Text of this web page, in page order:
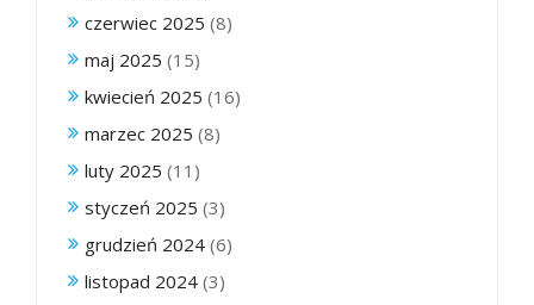
czerwiec 2025 (8)
maj 2025 (15)
kwiecień 2025 (16)
marzec 2025 (8)
luty 2025 (11)
styczeń 2025 (3)
grudzień 2024 (6)
listopad 2024 (3)